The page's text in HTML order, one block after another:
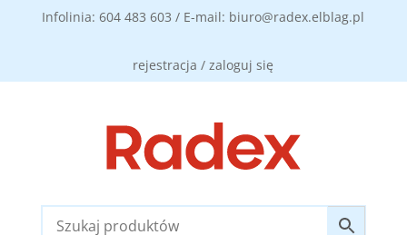
Infolinia: 604 483 603 / E-mail: biuro@radex.elblag.pl
rejestracja / zaloguj się